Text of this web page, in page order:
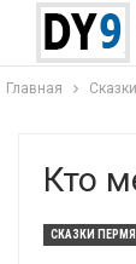
Главная
Кто
СКАЗКИ